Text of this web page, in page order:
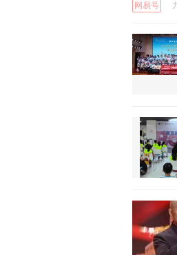
网易号